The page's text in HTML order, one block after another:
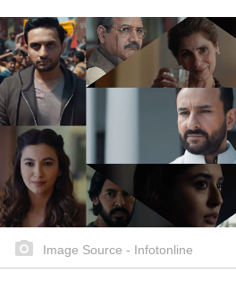
Image Source - Infotonline